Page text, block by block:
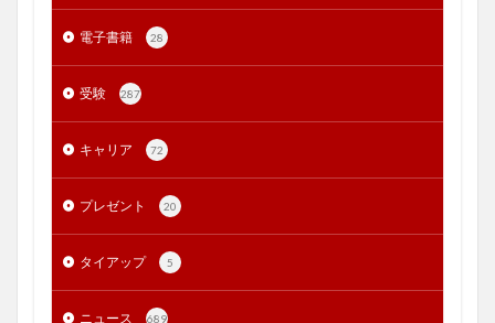
電子書籍 28
受験 287
キャリア 72
プレゼント 20
タイアップ 5
ニュース 689